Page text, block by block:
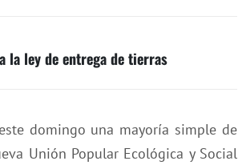
la ley de entrega de tierras
domingo una mayoría simple de
Unión Popular Ecológica y Social